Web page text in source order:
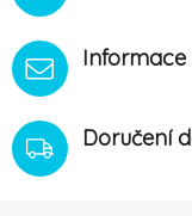
Doručení